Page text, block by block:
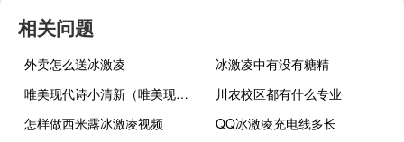
相关问题
外卖怎么送冰激凌
冰激凌中有没有糖精
唯美现代诗小清新（唯美现代诗）
川农校区都有什么专业
怎样做西米露冰激凌视频
QQ冰激凌充电线多长